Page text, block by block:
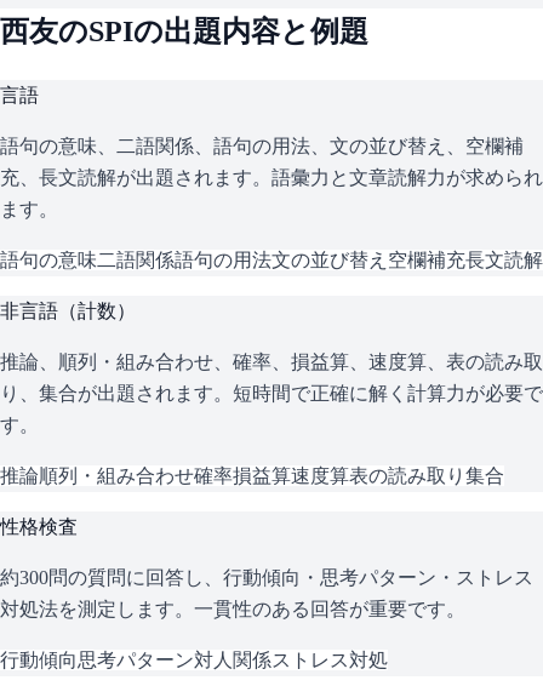
西友のSPIの出題内容と例題
言語
語句の意味、二語関係、語句の用法、文の並び替え、空欄補
充、長文読解が出題されます。語彙力と文章読解力が求められ
ます。
語句の意味二語関係語句の用法文の並び替え 空欄補充長文読解
非言語（計数）
推論、順列・組み合わせ、確率、損益算、速度算、表の読み取
り、集合が出題されます。短時間で正確に解く計算力が必要で
す。
推論順列・組み合わせ確率損益算速度算表の読み取り 集合
性格検査
約300問の質問に回答し、行動傾向・思考パターン・ストレス
対処法を測定します。一貫性のある回答が重要です。
行動傾向思考パターン対人関係ストレス対処